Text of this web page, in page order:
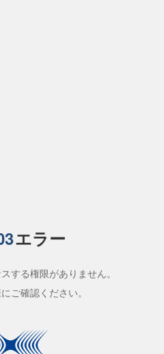
エラー
する権限がありません。
ご確認ください。